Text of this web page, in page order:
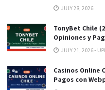
JULY 28, 2026
TonyBet Chile
Opiniones y
JULY 21, 2026 -
Casinos Online
Pagos con